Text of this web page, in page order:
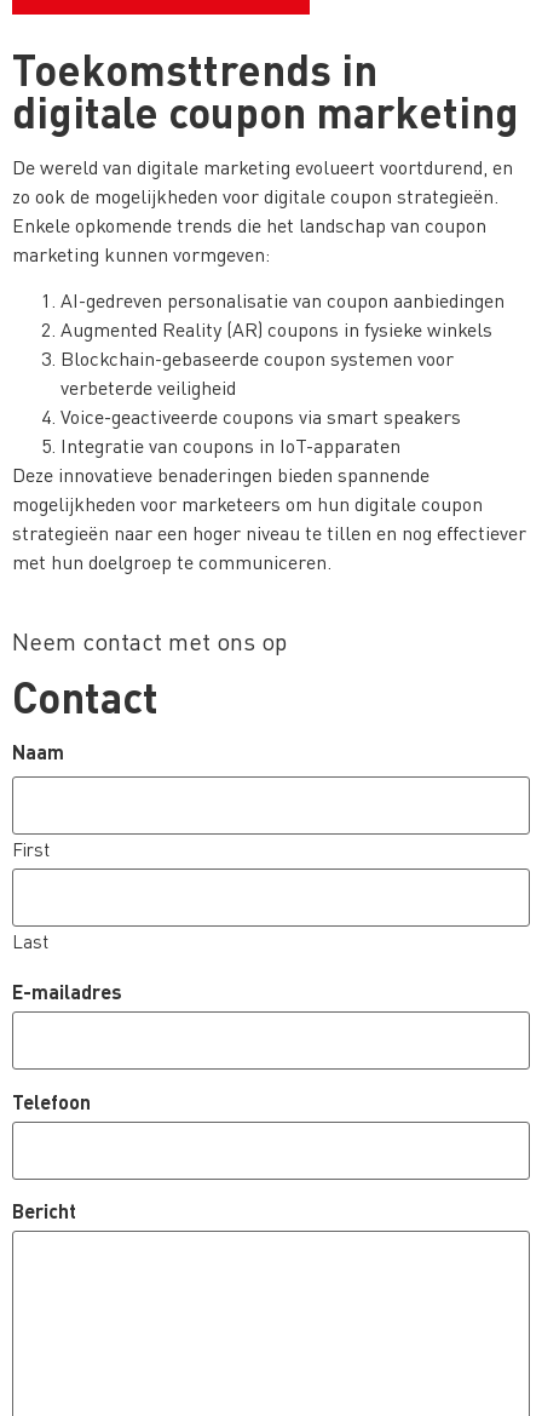
Toekomsttrends in
digitale coupon marketing
De wereld van digitale marketing evolueert voortdurend, en
zo ook de mogelijkheden voor digitale coupon strategieën.
Enkele opkomende trends die het landschap van coupon
marketing kunnen vormgeven:
AI-gedreven personalisatie van coupon aanbiedingen
Augmented Reality (AR) coupons in fysieke winkels
Blockchain-gebaseerde coupon systemen voor
verbeterde veiligheid
Voice-geactiveerde coupons via smart speakers
Integratie van coupons in IoT-apparaten
Deze innovatieve benaderingen bieden spannende
mogelijkheden voor marketeers om hun digitale coupon
strategieën naar een hoger niveau te tillen en nog effectiever
met hun doelgroep te communiceren.
Neem contact met ons op
Contact
Naam
First
Last
E-mailadres
Telefoon
Bericht